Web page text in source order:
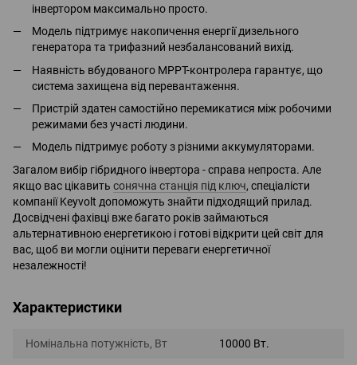
інвертором максимально просто.
Модель підтримує накопичення енергії дизельного
генератора та трифазний незбалансований вихід.
Наявність вбудованого MPPT-контролера гарантує, що
система захищена від перевантаження.
Пристрій здатен самостійно перемикатися між робочими
режимами без участі людини.
Модель підтримує роботу з різними аккумуляторами.
Загалом вибір гібридного інвертора - справа непроста. Але
якщо вас цікавить сонячна станція під ключ, спеціалісти
компанії Keyvolt допоможуть знайти підходящий прилад.
Досвідчені фахівці вже багато років займаються
альтернативною енергетикою і готові відкрити цей світ для
вас, щоб ви могли оцінити переваги енергетичної
незалежності!
Характеристики
Номінальна потужність, Вт 10000 Вт.